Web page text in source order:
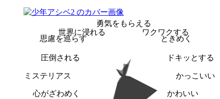
勇気をもらえる
ワクワクする
ときめく
ドキッとする
かっこいい
かわいい
心がざわめく
ミステリアス
圧倒される
思慮を巡らす
世界に浸れる